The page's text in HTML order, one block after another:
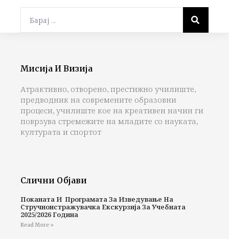
Мисија И Визија
Атрактивно, отворено, престижно училиште,
предводник на современите образовни
процеси, училиште кое на креативен начин ги
поврзува стремежите на младите со науката,
културата и спортот
Слични Објави
Поканата И Програмата За Изведување На
Стручноистражувачка Екскурзија За Учебната
2025/2026 Година
Read More »